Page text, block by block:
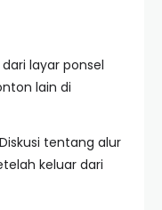
layar ponsel
lain di
Diskusi tentang alur
keluar dari